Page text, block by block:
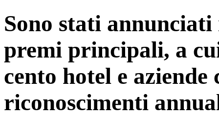
Sono stati
premi principali, a
cento hotel e
riconoscimenti